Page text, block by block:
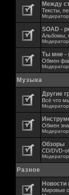
Между
Тексты,
SOAD -
Альбомы,
Ты мне -
Обмен
Музыка
Другие
Всё что
Обмен
Обзоры
CD/DVD-
Разное
Новости
Мировые